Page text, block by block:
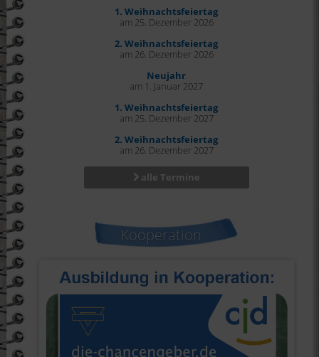
1. Weihnachtsfeiertag
am 25. Dezember 2026
2. Weihnachtsfeiertag
am 26. Dezember 2026
Neujahr
am 1. Januar 2027
1. Weihnachtsfeiertag
am 25. Dezember 2027
2. Weihnachtsfeiertag
am 26. Dezember 2027
alle Termine
Kooperation